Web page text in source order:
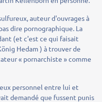
auteur d'ouvrages à
dire pornographique. La
(et c'est ce qui faisait
Hedam ) à trouver de
« pornarchiste » comme
personnel entre lui et
demandé que fussent punis